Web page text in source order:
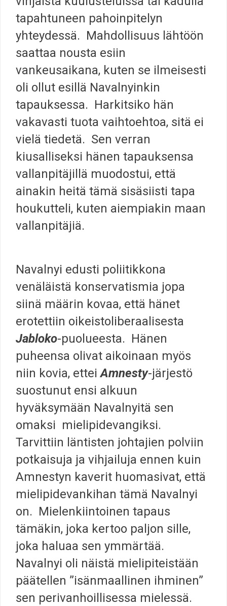
tapahtuneen pahoinpitelyn
yhteydessä. Mahdollisuus lähtöön
saattaa nousta esiin
vankeusaikana, kuten se ilmeisesti
oli ollut esillä Navalnyinkin
tapauksessa. Harkitsiko hän
vakavasti tuota vaihtoehtoa, sitä ei
vielä tiedetä. Sen verran
kiusalliseksi hänen tapauksensa
vallanpitäjillä muodostui, että
ainakin heitä tämä sisäsiisti tapa
houkutteli, kuten aiempiakin maan
vallanpitäjiä.
Navalnyi edusti poliitikkona
venäläistä konservatismia jopa
siinä määrin kovaa, että hänet
erotettiin oikeistoliberaalisesta
Jabloko-puolueesta. Hänen
puheensa olivat aikoinaan myös
niin kovia, etteiAmnesty-järjestö
suostunut ensi alkuun
hyväksymään Navalnyitä sen
omaksi mielipidevangiksi.
Tarvittiin läntisten johtajien polviin
potkaisuja ja vihjailuja ennen kuin
Amnestyn kaverit huomasivat, että
mielipidevankihan tämä Navalnyi
on. Mielenkiintoinen tapaus
tämäkin, joka kertoo paljon sille,
joka haluaa sen ymmärtää.
Navalnyi oli näistä mielipiteistään
päätellen ”isänmaallinen ihminen”
sen perivanhoillisessa mielessä.